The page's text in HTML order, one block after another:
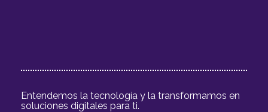
Entendemos la tecnología y la transformamos en
soluciones digitales para ti.